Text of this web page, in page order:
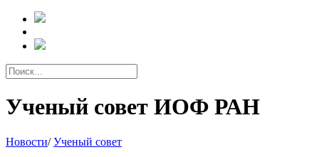
Ученый совет ИОФ РАН
Новости/ Ученый совет